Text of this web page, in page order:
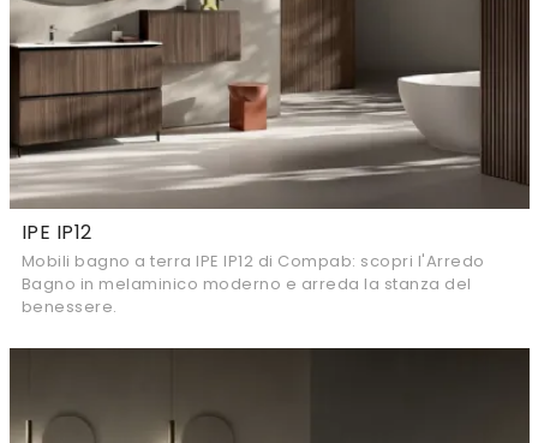
IPE IP12
Mobili bagno a terra IPE IP12 di Compab: scopri l'Arredo
Bagno in melaminico moderno e arreda la stanza del
benessere.